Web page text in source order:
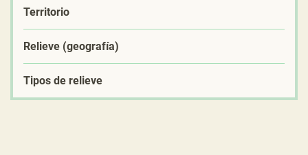
Territorio
Relieve (geografía)
Tipos de relieve